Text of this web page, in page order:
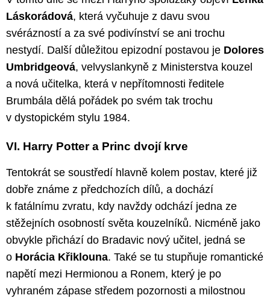
Láskorádová, která vyčuhuje z davu svou
svérázností a za své podivínství se ani trochu
nestydí. Další důležitou epizodní postavou je Dolores
Umbridgeová, velvyslankyně z Ministerstva kouzel
a nová učitelka, která v nepřítomnosti ředitele
Brumbála dělá pořádek po svém tak trochu
v dystopickém stylu 1984.
VI. Harry Potter a Princ dvojí krve
Tentokrát se soustředí hlavně kolem postav, které již
dobře známe z předchozích dílů, a dochází
k fatálnímu zvratu, kdy navždy odchází jedna ze
stěžejních osobností světa kouzelníků. Nicméně jako
obvykle přichází do Bradavic nový učitel, jedná se
o Horácia Křiklouna. Také se tu stupňuje romantické
napětí mezi Hermionou a Ronem, který je po
vyhraném zápase středem pozornosti a milostnou